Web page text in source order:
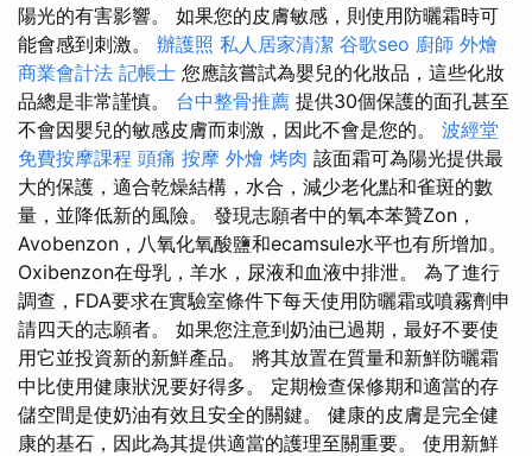
陽光的有害影響。 如果您的皮膚敏感，則使用防曬霜時可
能會感到刺激。 辦護照 私人居家清潔 谷歌seo 廚師 外燴
商業會計法 記帳士 您應該嘗試為嬰兒的化妝品，這些化妝
品總是非常謹慎。 台中整骨推薦 提供30個保護的面孔甚至
不會因嬰兒的敏感皮膚而刺激，因此不會是您的。 波經堂
免費按摩課程 頭痛 按摩 外燴 烤肉 該面霜可為陽光提供最
大的保護，適合乾燥結構，水合，減少老化點和雀斑的數
量，並降低新的風險。 發現志願者中的氧本苯贊Zon，
Avobenzon，八氧化氧酸鹽和ecamsule水平也有所增加。
Oxibenzon在母乳，羊水，尿液和血液中排泄。 為了進行
調查，FDA要求在實驗室條件下每天使用防曬霜或噴霧劑申
請四天的志願者。 如果您注意到奶油已過期，最好不要使
用它並投資新的新鮮產品。 將其放置在質量和新鮮防曬霜
中比使用健康狀況要好得多。 定期檢查保修期和適當的存
儲空間是使奶油有效且安全的關鍵。 健康的皮膚是完全健
康的基石，因此為其提供適當的護理至關重要。 使用新鮮